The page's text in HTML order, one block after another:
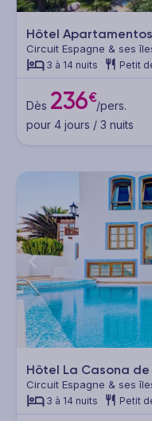
Hôtel
Circuit Espagne & ses
3 à 14 nuits Petit
Dès 236€/pers.
pour 4 jours / 3 nuits
Hôtel La Casona de
Circuit Espagne & ses
3 à 14 nuits Petit